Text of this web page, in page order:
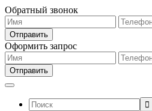
Обратный звонок
Оформить запрос
Поиск: